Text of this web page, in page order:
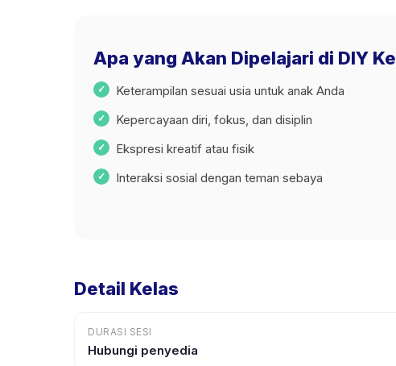
Apa yang Akan Dipelajari di DIY
Keterampilan sesuai usia untuk anak Anda
Kepercayaan diri, fokus, dan disiplin
Ekspresi kreatif atau fisik
Interaksi sosial dengan teman sebaya
Detail Kelas
DURASI SESI
Hubungi penyedia